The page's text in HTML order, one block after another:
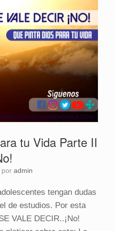
tu Vida Parte II
por admin
tengan dudas
de estudios. Por esta
VALE DECIR..¡No!